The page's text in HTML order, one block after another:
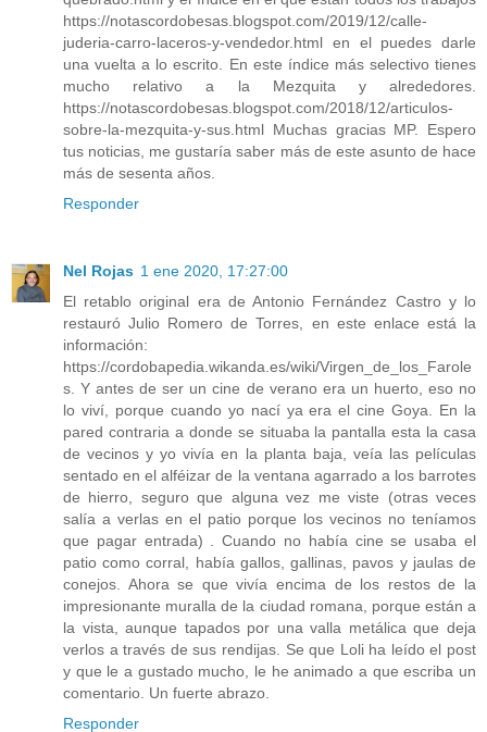
https://notascordobesas.blogspot.com/2019/12/calle-
juderia-carro-laceros-y-vendedor.html en el puedes darle
una vuelta a lo escrito. En este índice más selectivo tienes
mucho relativo a la Mezquita y alrededores.
https://notascordobesas.blogspot.com/2018/12/articulos-
sobre-la-mezquita-y-sus.html Muchas gracias MP. Espero
tus noticias, me gustaría saber más de este asunto de hace
más de sesenta años.
Responder
Nel Rojas 1 ene 2020, 17:27:00
El retablo original era de Antonio Fernández Castro y lo
restauró Julio Romero de Torres, en este enlace está la
información:
https://cordobapedia.wikanda.es/wiki/Virgen_de_los_Farole
s. Y antes de ser un cine de verano era un huerto, eso no
lo viví, porque cuando yo nací ya era el cine Goya. En la
pared contraria a donde se situaba la pantalla esta la casa
de vecinos y yo vivía en la planta baja, veía las películas
sentado en el alféizar de la ventana agarrado a los barrotes
de hierro, seguro que alguna vez me viste (otras veces
salía a verlas en el patio porque los vecinos no teníamos
que pagar entrada) . Cuando no había cine se usaba el
patio como corral, había gallos, gallinas, pavos y jaulas de
conejos. Ahora se que vivía encima de los restos de la
impresionante muralla de la ciudad romana, porque están a
la vista, aunque tapados por una valla metálica que deja
verlos a través de sus rendijas. Se que Loli ha leído el post
y que le a gustado mucho, le he animado a que escriba un
comentario. Un fuerte abrazo.
Responder